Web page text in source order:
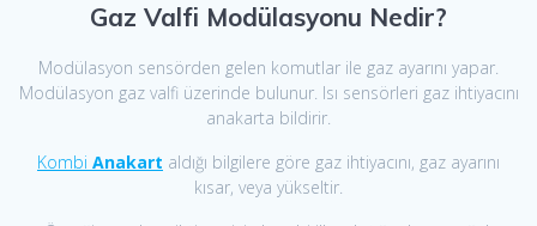
Gaz Valfi Modülasyonu Nedir?
Modülasyon sensörden gelen komutlar ile gaz ayarını yapar.
Modülasyon gaz valfi üzerinde bulunur. Isı sensörleri gaz ihtiyacını
anakarta bildirir.
Kombi Anakart aldığı bilgilere göre gaz ihtiyacını, gaz ayarını
kısar, veya yükseltir.